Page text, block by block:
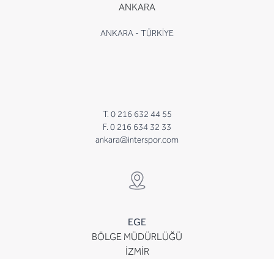
ANKARA
ANKARA - TÜRKİYE
T. 0 216 632 44 55
F. 0 216 634 32 33
ankara@interspor.com
EGE
BÖLGE MÜDÜRLÜĞÜ
İZMİR